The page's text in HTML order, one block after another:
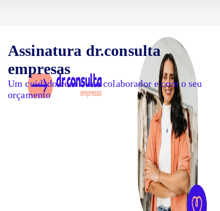
Assinatura dr.consulta
empresas
Um cuidado com o seu colaborador e com o seu
orçamento